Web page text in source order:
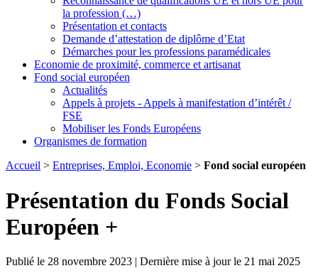
la profession (…)
Présentation et contacts
Demande d’attestation de diplôme d’Etat
Démarches pour les professions paramédicales
Economie de proximité, commerce et artisanat
Fond social européen
Actualités
Appels à projets - Appels à manifestation d’intérêt /
FSE
Mobiliser les Fonds Européens
Organismes de formation
Accueil > Entreprises, Emploi, Economie > Fond social européen
Présentation du Fonds Social
Européen +
Publié le 28 novembre 2023 | Dernière mise à jour le 21 mai 2025